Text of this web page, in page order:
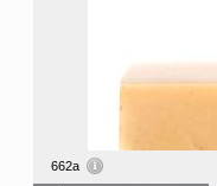
662a